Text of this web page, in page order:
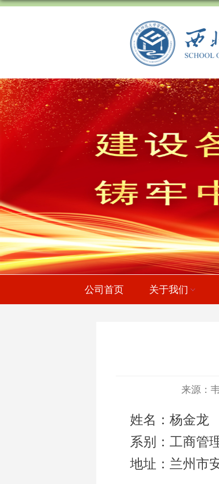
公司首页 关于我们
来源：
姓名： 杨
系别： 工商管
地址： 兰州市